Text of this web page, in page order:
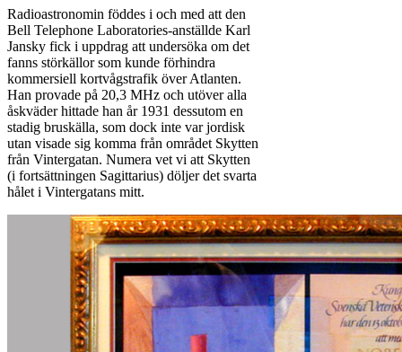
Radioastronomin föddes i och med att den
Bell Telephone Laboratories-anställde Karl
Jansky fick i uppdrag att undersöka om det
fanns störkällor som kunde förhindra
kommersiell kortvågstrafik över Atlanten.
Han provade på 20,3 MHz och utöver alla
åskväder hittade han år 1931 dessutom en
stadig bruskälla, som dock inte var jordisk
utan visade sig komma från området Skytten
från Vintergatan. Numera vet vi att Skytten
(i fortsättningen Sagittarius) döljer det svarta
hålet i Vintergatans mitt.